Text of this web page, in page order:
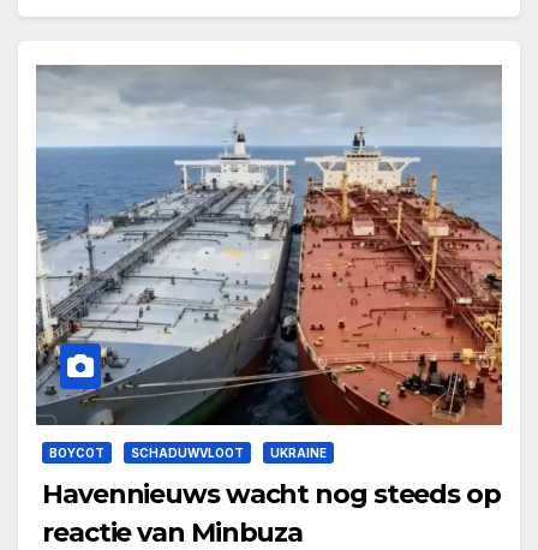
BOYCOT SCHADUWVLOOT UKRAINE
Havennieuws wacht nog steeds op
reactie van Minbuza